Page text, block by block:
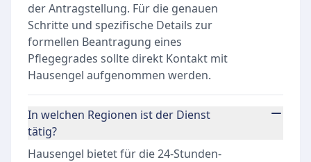
der Antragstellung. Für die genauen
Schritte und spezifische Details zur
formellen Beantragung eines
Pflegegrades sollte direkt Kontakt mit
Hausengel aufgenommen werden.
In welchen Regionen ist der Dienst
tätig?
Hausengel bietet für die 24-Stunden-